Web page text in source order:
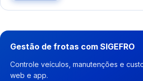
Gestão de frotas com SIGEFRO
Controle veículos, manutenções e
web e app.